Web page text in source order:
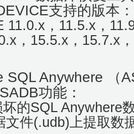
支持的版本：
11.0.x，11.5.x，
，15.5.x，15.7.x
SQL Anywhere （
功能：
的SQL Anywhere
文件(.udb)上提取数